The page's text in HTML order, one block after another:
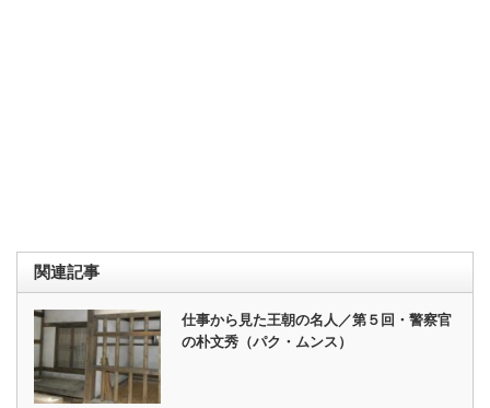
関連記事
仕事から見た王朝の名人／第５回・警察官
の朴文秀（パク・ムンス）